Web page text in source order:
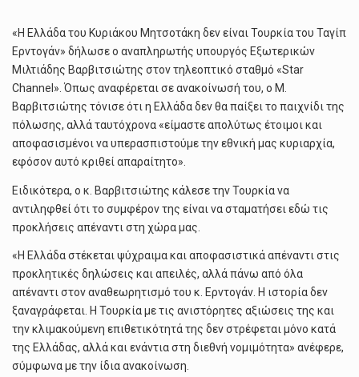
«Η Ελλάδα του Κυριάκου Μητσοτάκη δεν είναι Τουρκία του Ταγίπ
Ερντογάν» δήλωσε ο αναπληρωτής υπουργός Εξωτερικών
Μιλτιάδης Βαρβιτσιώτης στον τηλεοπτικό σταθμό «Star
Channel». Όπως αναφέρεται σε ανακοίνωσή του, ο Μ.
Βαρβιτσιώτης τόνισε ότι η Ελλάδα δεν θα παίξει το παιχνίδι της
πόλωσης, αλλά ταυτόχρονα «είμαστε απολύτως έτοιμοι και
αποφασισμένοι να υπερασπιστούμε την εθνική μας κυριαρχία,
εφόσον αυτό κριθεί απαραίτητο».
Ειδικότερα, ο κ. Βαρβιτσιώτης κάλεσε την Τουρκία να
αντιληφθεί ότι το συμφέρον της είναι να σταματήσει εδώ τις
προκλήσεις απέναντι στη χώρα μας.
«Η Ελλάδα στέκεται ψύχραιμα και αποφασιστικά απέναντι στις
προκλητικές δηλώσεις και απειλές, αλλά πάνω από όλα
απέναντι στον αναθεωρητισμό του κ. Ερντογάν. Η ιστορία δεν
ξαναγράφεται. Η Τουρκία με τις ανιστόρητες αξιώσεις της και
την κλιμακούμενη επιθετικότητά της δεν στρέφεται μόνο κατά
της Ελλάδας, αλλά και ενάντια στη διεθνή νομιμότητα» ανέφερε,
σύμφωνα με την ίδια ανακοίνωση.